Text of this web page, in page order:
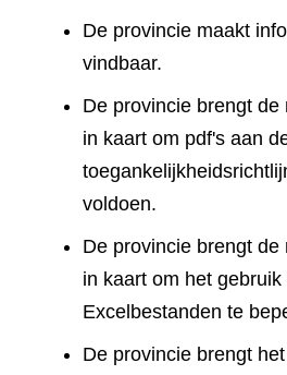
De provincie maakt
vindbaar.
De provincie brengt de
in kaart om pdf's aan
voldoen.
De provincie brengt de
in kaart om het gebruik
Excelbestanden te
De provincie brengt